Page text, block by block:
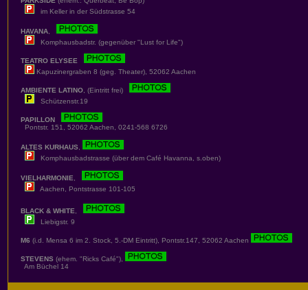
im Keller in der Südstrasse 54
HAVANA
Komphausbadstr. (gegenüber "Lust for Life")
TEATRO ELYSEE
Kapuzinergraben 8 (geg. Theater), 52062 Aachen
AMBIENTE LATINO , (Eintritt frei)
Schützenstr.19
PAPILLON
Pontstr. 151, 52062 Aachen, 0241-568 6726
ALTES KURHAUS
Komphausbadstrasse (über dem Café Havanna, s.oben)
VIELHARMONIE
Aachen, Pontstrasse 101-105
BLACK & WHITE
Liebigstr. 9
M6 (i.d. Mensa 6 im 2. Stock, 5.-DM Eintritt), Pontstr.147, 52062 Aachen
STEVENS (ehem. "Ricks Café"),
Am Büchel 14